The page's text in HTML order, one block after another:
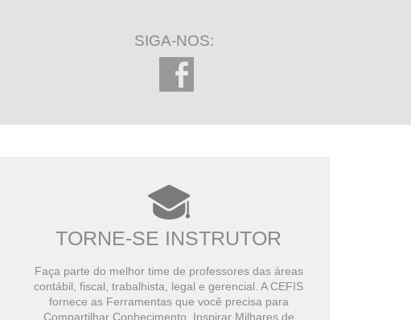
SIGA-NOS:
TORNE-SE INSTRUTOR
Faça parte do melhor time de professores das áreas
contábil, fiscal, trabalhista, legal e gerencial. A CEFIS
fornece as Ferramentas que você precisa para
Compartilhar Conhecimento, Inspirar Milhares de